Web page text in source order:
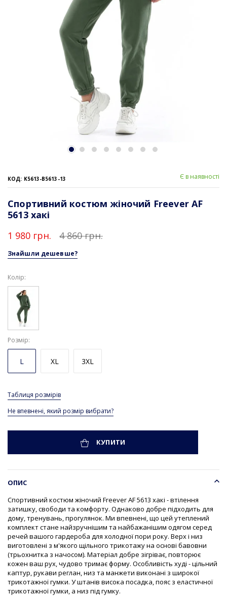
КОД: K5613-B5613-13 Є в наявності
Спортивний костюм жіночий Freever AF
5613 хакі
1 980 грн.
4 860 грн.
Знайшли дешевше?
Колір:
Розмір
L XL 3XL
Таблиця розмірів
Не впевнені, який розмір вибрати?
КУПИТИ
ОПИС
Спортивний костюм жіночий Freever AF 5613 хакі - втілення
затишку, свободи та комфорту. Однаково добре підходить для
дому, тренувань, прогулянок. Ми впевнені, що цей утеплений
комплект стане найзручнішим та найбажанішим одягом серед
речей вашого гардероба для холодної пори року. Верх і низ
виготовлені з м'якого щільного трикотажу на основі бавовни
(трьохнитка з начосом). Матеріал добре зігріває, повторює
кожен ваш рух, чудово тримає форму. Особливість худі - цільний
каптур, рукави реглан, низ та манжети виконані з широкої
трикотажної гумки. У штанів висока посадка, пояс з еластичної
трикотажної гумки, а низ під гумку.